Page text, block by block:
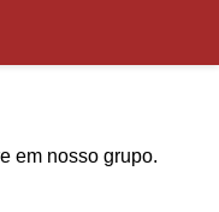
em nosso grupo.